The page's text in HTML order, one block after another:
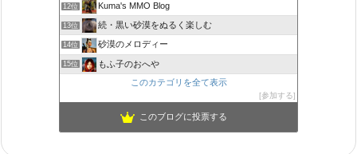
12位 Kuma's MMO Blog
13位 続・黒い砂漠をぬるく楽しむ
14位 砂漠のメロディー
15位
もふ子のおへや
このカテゴリを全て表示
参加する
このブログに投票する